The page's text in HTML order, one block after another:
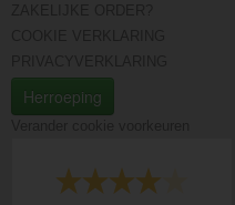
Herroeping